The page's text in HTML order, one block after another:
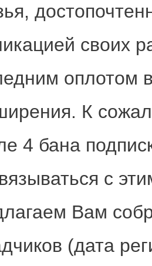
своих
оплотом
К
4 бана
с
Вам
(дата